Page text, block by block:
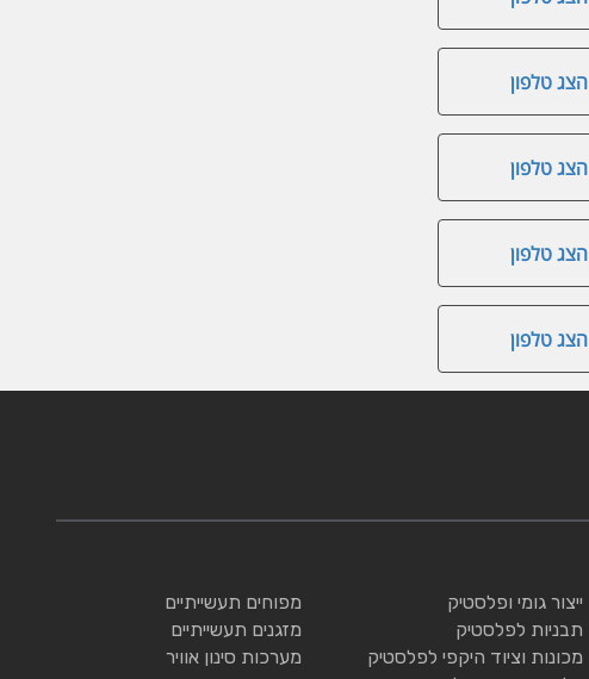
הצג טלפון
הצג טלפון
הצג טלפון
הצג טלפון
ייצור גומי ופלסטיק
תבניות לפלסטיק
מכונות וציוד היקפי לפלסטיק
מפוחים תעשייתיים
מזגנים תעשייתיים
מערכות סינון אוויר